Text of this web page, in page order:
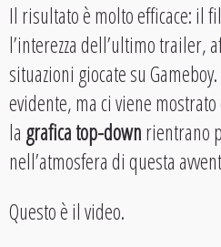
Il risultato è molto efficace: il
l’interezza dell’ultimo trailer,
situazioni giocate su
evidente, ma ci viene
la grafica top-downrientrano
nell’atmosfera di questa
Questo è il video.